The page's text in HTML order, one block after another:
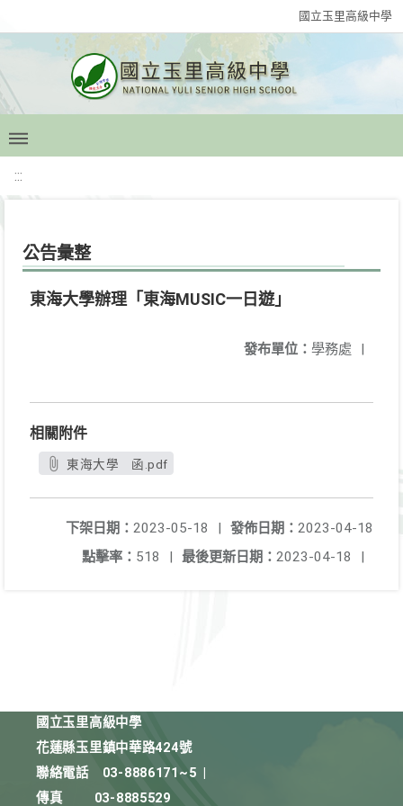
國立玉里高級中學
:::
公告彙整
東海大學辦理「東海MUSIC一日遊」
發布單位： 學務處 |
相關附件
東海大學 函.pdf
發佈日期： 2023-04-18
下架日期： 2023-05-18
|
最後更新日期： 2023-04-18 |
點擊率： 518 |
國立玉里高級中學
花蓮縣玉里鎮中華路424號
聯絡電話
03-8886171~5
傳真
03-8885529